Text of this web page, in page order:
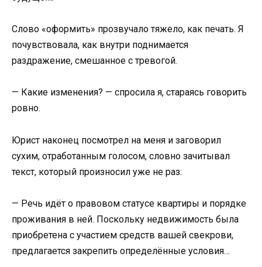
Слово «оформить» прозвучало тяжело, как печать. Я
почувствовала, как внутри поднимается
раздражение, смешанное с тревогой.
— Какие изменения? — спросила я, стараясь говорить
ровно.
Юрист наконец посмотрел на меня и заговорил
сухим, отработанным голосом, словно зачитывал
текст, который произносил уже не раз:
— Речь идёт о правовом статусе квартиры и порядке
проживания в ней. Поскольку недвижимость была
приобретена с участием средств вашей свекрови,
предлагается закрепить определённые условия…